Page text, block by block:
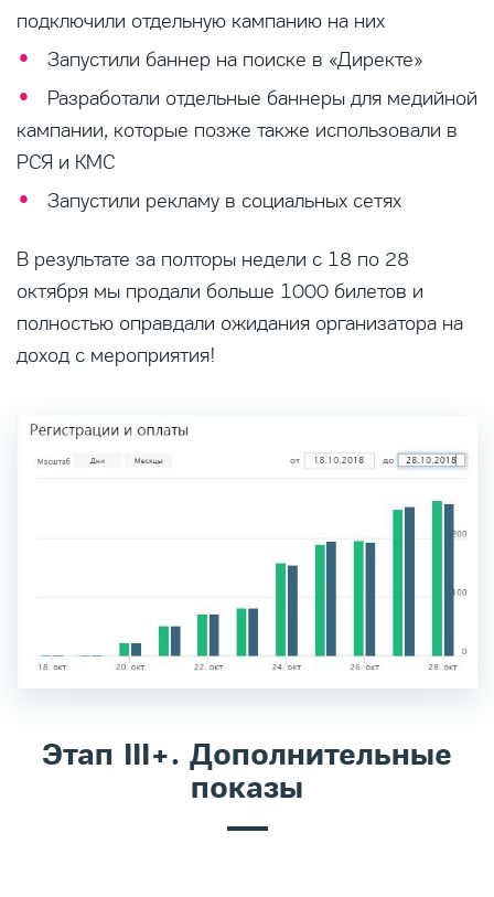
подключили отдельную кампанию на них
Запустили баннер на поиске в «Директе»
Разработали отдельные баннеры для медийной
кампании, которые позже также использовали в
РСЯ и КМС
Запустили рекламу в социальных сетях
В результате за полторы недели с 18 по 28
октября мы продали больше 1000 билетов и
полностью оправдали ожидания организатора на
доход с мероприятия!
Этап III+. Дополнительные
показы